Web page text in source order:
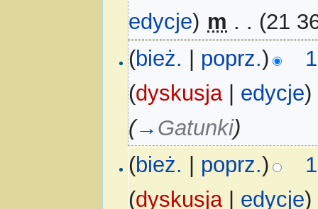
edycje) m . . (21
(bież. poprz.)
(dyskusja| edycje)
(→ Gatunki)
(bież. poprz.)
(dyskusja| edycje)